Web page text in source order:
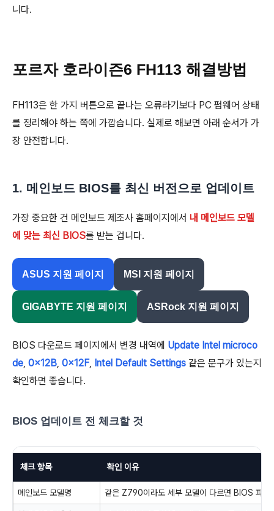
니다.
포르자 호라이즌6 FH113 해결방법
FH113은 한 가지 버튼으로 끝나는 오류라기보다 PC 펌웨어 상태
를 정리해야 하는 쪽에 가깝습니다. 실제로 해보면 아래 순서가 가
장 안전합니다.
1. 메인보드 BIOS를 최신 버전으로 업데이트
가장 중요한 건 메인보드 제조사 홈페이지에서 내 메인보드 모델
에 맞는 최신 BIOS를 받는 겁니다.
ASUS 지원 페이지 MSI 지원 페이지
GIGABYTE 지원 페이지 ASRock 지원 페이지
BIOS 다운로드 페이지에서 변경 내역에 Update Intel microco
de, 0x12B, 0x12F, Intel Default Settings 같은 문구가 있는지
확인하면 좋습니다.
BIOS 업데이트 전 체크할 것
체크 항목 확인 이유
메인보드 모델명 같은 Z790이라도 세부 모델이 다르면 BIOS 파일